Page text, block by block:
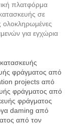
πλατφόρμα
σε
ολοκληρωμένες
για εγχώρια
φράγματος από
projects από
φράγματος από
φράγματος
daming από
από τον